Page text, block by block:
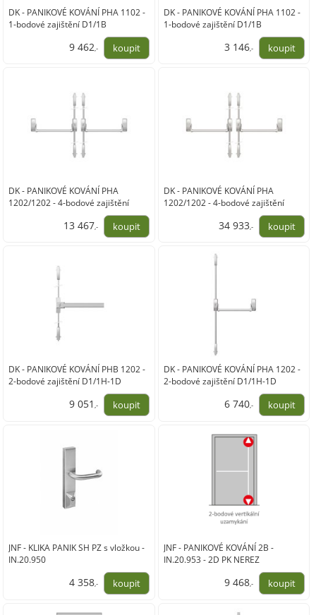
DK - PANIKOVÉ KOVÁNÍ PHA 1102 -
1-bodové zajištění D1/1B
9 462 ,-
DK - PANIKOVÉ KOVÁNÍ PHA 1102 -
1-bodové zajištění D1/1B
3 146,-
DK - PANIKOVÉ KOVÁNÍ PHA
1202/1202 - 4-bodové zajištění
13 467,-
DK - PANIKOVÉ KOVÁNÍ PHA
1202/1202 - 4-bodové zajištění
34 933,-
DK - PANIKOVÉ KOVÁNÍ PHB 1202 -
2-bodové zajištění D1/1H-1D
9 051,-
DK - PANIKOVÉ KOVÁNÍ PHA 1202 -
2-bodové zajištění D1/1H-1D
6 740,-
JNF - KLIKA PANIK SH PZ s vložkou -
IN.20.950
4 358,-
JNF - PANIKOVÉ KOVÁNÍ 2B -
IN.20.953 - 2D PK NEREZ
9 468,-